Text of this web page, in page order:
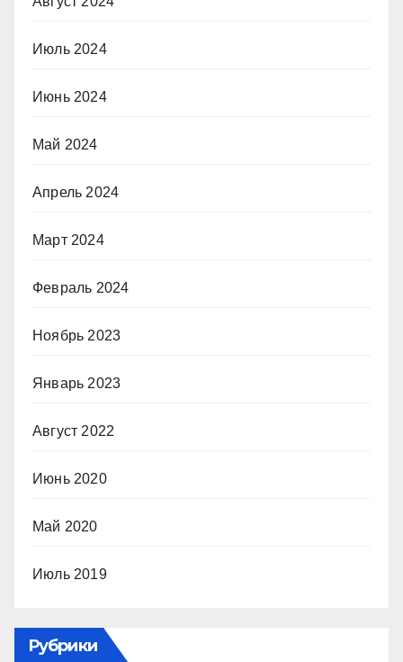
Июль 2024
Июнь 2024
Май 2024
Апрель 2024
Март 2024
Февраль 2024
Ноябрь 2023
Январь 2023
Август 2022
Июнь 2020
Май 2020
Июль 2019
Рубрики